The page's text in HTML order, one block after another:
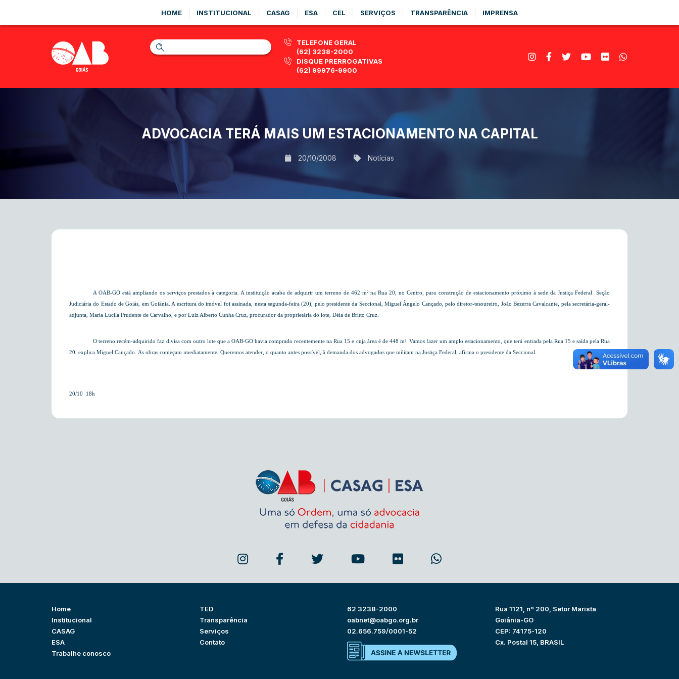
HOME INSTITUCIONAL CASAG ESA CEL SERVIÇOS TRANSPARÊNCIA IMPRENSA
TELEFONE GERAL
(62) 3238-2000
DISQUE PRERROGATIVAS
(62) 99976-9900
ADVOCACIA TERÁ MAIS UM ESTACIONAMENTO NA CAPITAL
20/10/2008 Notícias
A OAB-GO está ampliando os serviços prestados à categoria. A instituição acaba de adquirir um terreno de462 m² na Rua 20, no Centro, para construção de estacionamento próximo à sede da Justiça Federal  Seção
Judiciária do Estado de Goiás, em Goiânia. A escritura do imóvel foi assinada, nesta segunda-feira (20), pelo presidente da Seccional, Miguel Ângelo Cançado, pelo diretor-tesoureiro, João Bezerra Cavalcante, pela secretária-geral-
adjunta, Maria Lucila Prudente de Carvalho, e por Luiz Alberto Cunha Cruz, procurador da proprietária do lote, Déia de Britto Cruz.
O terreno recém-adquirido faz divisa com outro lote que a OAB-GO havia comprado recentemente na Rua 15 e cuja área é de 448 m². Vamos fazer um amplo estacionamento, que terá entrada pela Rua 15 e saída pela Rua
20 , explica Miguel Cançado. As obras começam imediatamente. Queremos atender, o quanto antes possível, à demanda dos advogados que militam na Justiça Federal, afirma o presidente da Seccional.
20/10  18h
Home
Institucional
CASAG
ESA
Trabalhe conosco
TED
Transparência
Serviços
Contato
62 3238-2000
oabnet@oabgo.org.br
02.656.759/0001-52
Rua 1121, nº 200, Setor Marista
Goiânia-GO
CEP: 74175-120
Cx. Postal 15, BRASIL